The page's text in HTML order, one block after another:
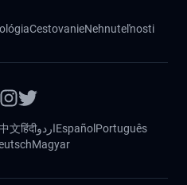
CestovanieNehnuteľnosti
文हिंदीاردوEspañol Português
Magyar